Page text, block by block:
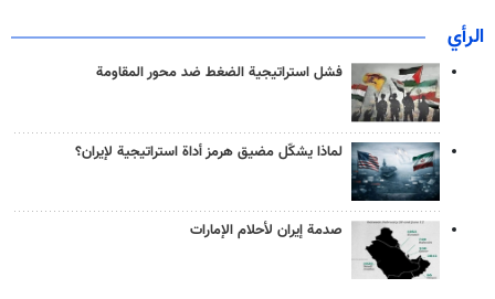
الرأي
فشل استراتيجية الضغط ضد محور المقاومة
لماذا يشكّل مضيق هرمز أداة استراتيجية لإيران؟
صدمة إيران لأحلام الإمارات